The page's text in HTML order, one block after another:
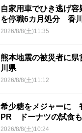
自家用車でひき逃げ
を停職6カ月処分 香
2026/8/8(土)11:35
熊本地震の被災者に
川県
2026/8/8(土)11:12
希少糖をメジャーに
PR ドーナツの試食も
2026/8/8(土)10:24